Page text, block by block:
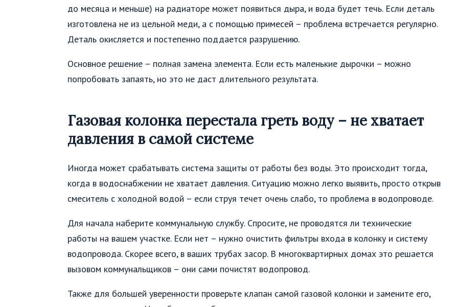
до месяца и меньше) на радиаторе может появиться дыра, и вода будет течь. Если деталь
изготовлена не из цельной меди, а с помощью примесей – проблема встречается регулярно.
Деталь окисляется и постепенно поддается разрушению.
Основное решение – полная замена элемента. Если есть маленькие дырочки – можно
попробовать запаять, но это не даст длительного результата.
Газовая колонка перестала греть воду – не хватает
давления в самой системе
Иногда может срабатывать система защиты от работы без воды. Это происходит тогда,
когда в водоснабжении не хватает давления. Ситуацию можно легко выявить, просто открыв
смеситель с холодной водой – если струя течет очень слабо, то проблема в водопроводе.
Для начала наберите коммунальную службу. Спросите, не проводятся ли технические
работы на вашем участке. Если нет – нужно очистить фильтры входа в колонку и систему
водопровода. Скорее всего, в ваших трубах засор. В многоквартирных домах это решается
вызовом коммунальщиков – они сами почистят водопровод.
Также для большей уверенности проверьте клапан самой газовой колонки и замените его,